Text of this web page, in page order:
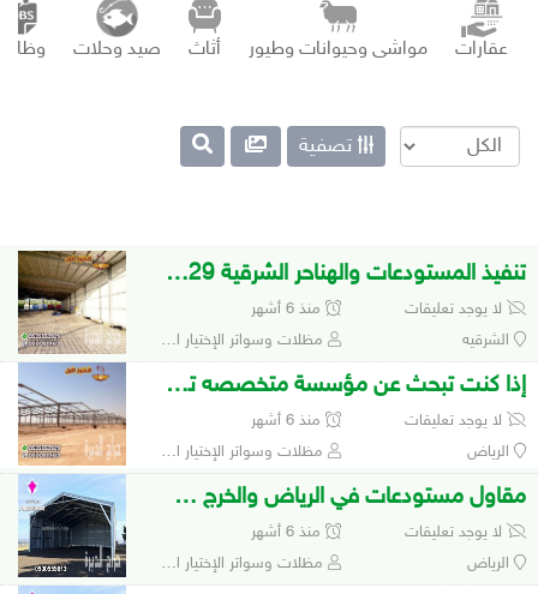
عقارات مواشى وحيوانات وطيور أثاث صيد وحلات
تصفية
تنفيذ المستودعات والهناحر الشرقية 0535553929
لا يوجد تعليقات
منذ 6 أشهر
الشرقيه
مظلات وسواتر الإختيار الأول 0500559613 لتفيذ مشاريع المظلات والهناجر
إذا كنت تبحث عن مؤسسة متخصصه تركيب المستودعات
لا يوجد تعليقات
منذ 6 أشهر
الرياض
مظلات وسواتر الإختيار الأول 0500559613 لتفيذ مشاريع المظلات والهناجر
مقاول مستودعات في الرياض والخرج 0548682241
لا يوجد تعليقات
منذ 6 أشهر
الرياض
مظلات وسواتر الإختيار الأول 0500559613 لتفيذ مشاريع المظلات والهناجر